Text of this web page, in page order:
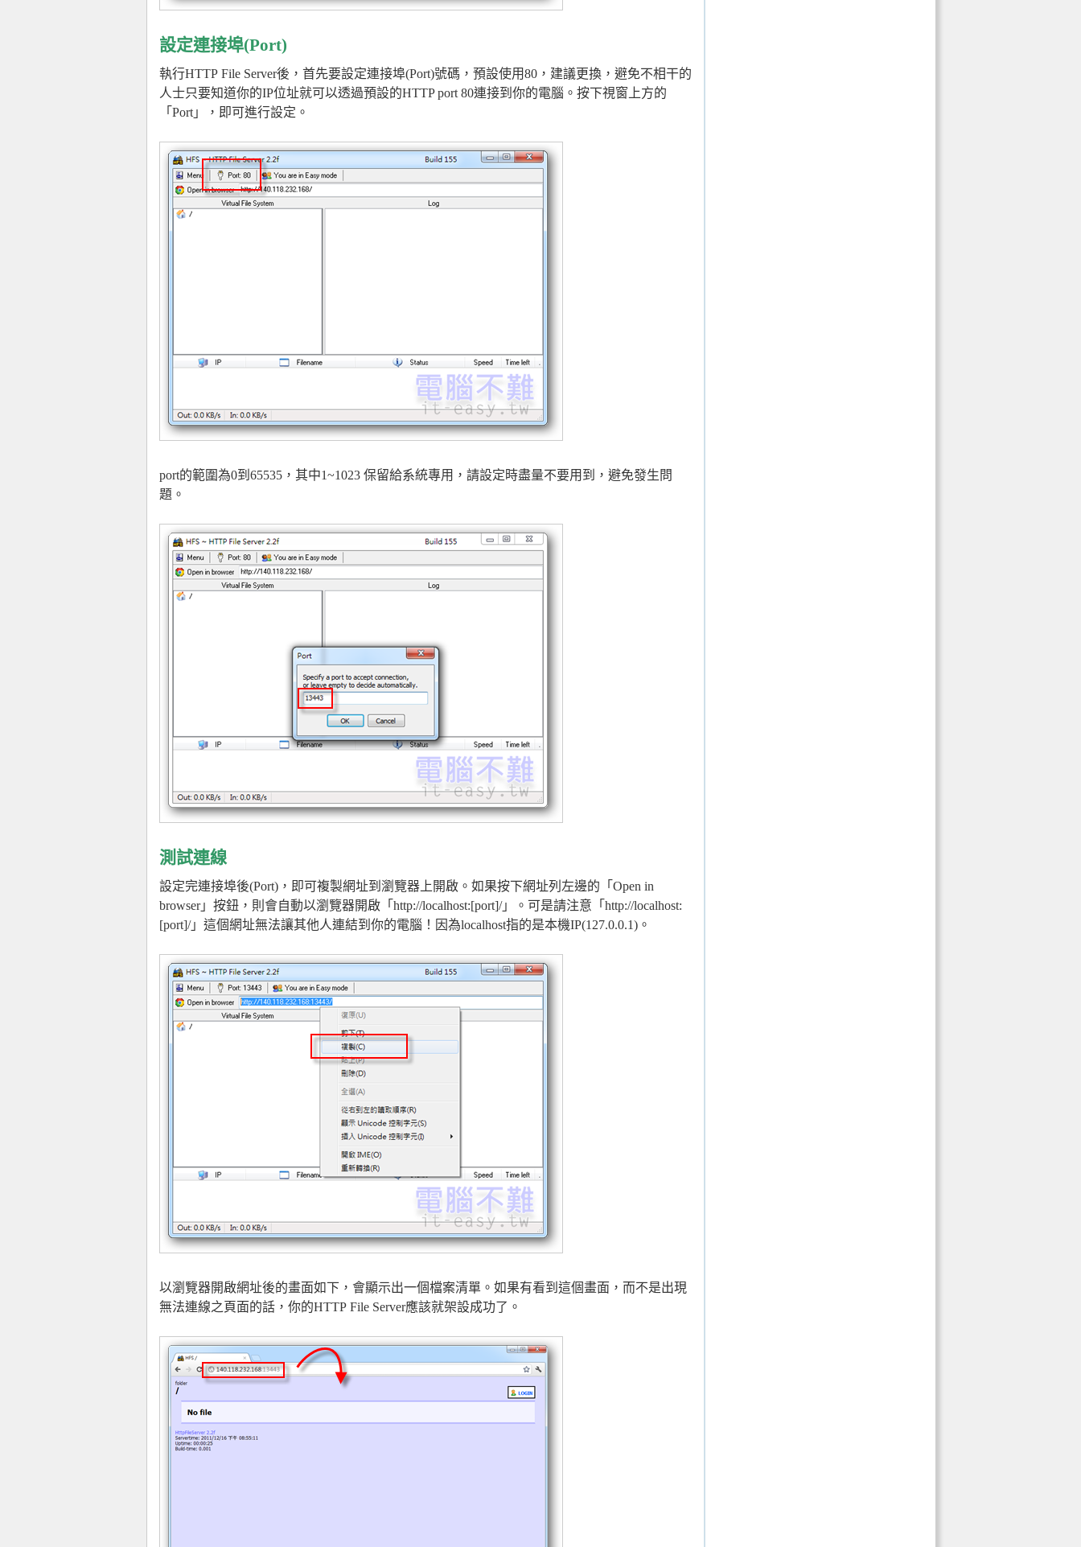
設定連接埠(Port)
執行HTTP File Server後，首先要設定連接埠(Port)號碼，預設使用80，建議更換，避免不相干的
人士只要知道你的IP位址就可以透過預設的HTTP port 80連接到你的電腦。按下視窗上方的
「Port」，即可進行設定。
port的範圍為0到65535，其中1~1023 保留給系統專用，請設定時盡量不要用到，避免發生問
題。
測試連線
設定完連接埠後(Port)，即可複製網址到瀏覽器上開啟。如果按下網址列左邊的「Open in
browser」按鈕，則會自動以瀏覽器開啟「http://localhost:[port]/」。可是請注意「http://localhost:
[port]/」這個網址無法讓其他人連結到你的電腦！因為localhost指的是本機IP(127.0.0.1)。
以瀏覽器開啟網址後的畫面如下，會顯示出一個檔案清單。如果有看到這個畫面，而不是出現
無法連線之頁面的話，你的HTTP File Server應該就架設成功了。